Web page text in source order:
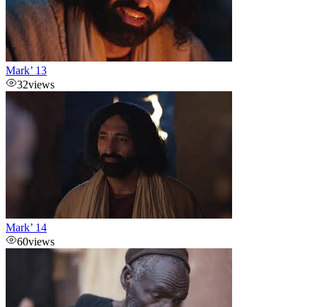
Mark’ 13
32views
Mark’ 14
60views